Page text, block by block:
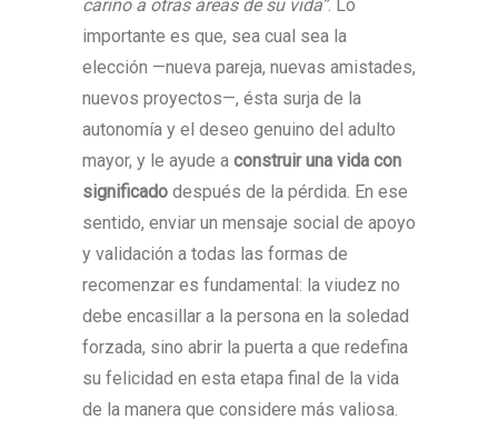
cariño a otras áreas de su vida”. Lo
importante es que, sea cual sea la
elección —nueva pareja, nuevas amistades,
nuevos proyectos—, ésta surja de la
autonomía y el deseo genuino del adulto
mayor, y le ayude a construir una vida con
significado después de la pérdida. En ese
sentido, enviar un mensaje social de apoyo
y validación a todas las formas de
recomenzar es fundamental: la viudez no
debe encasillar a la persona en la soledad
forzada, sino abrir la puerta a que redefina
su felicidad en esta etapa final de la vida
de la manera que considere más valiosa.